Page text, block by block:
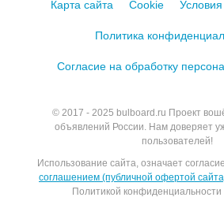
© 2017 - 2025 bulboard.ru Проект
объявлений России. Нам доверяет
пользователей!
Использование сайта, означает
соглашением (публичной офертой
Политикой
Карта сайта Cookie
Политика
Согласие на обработку